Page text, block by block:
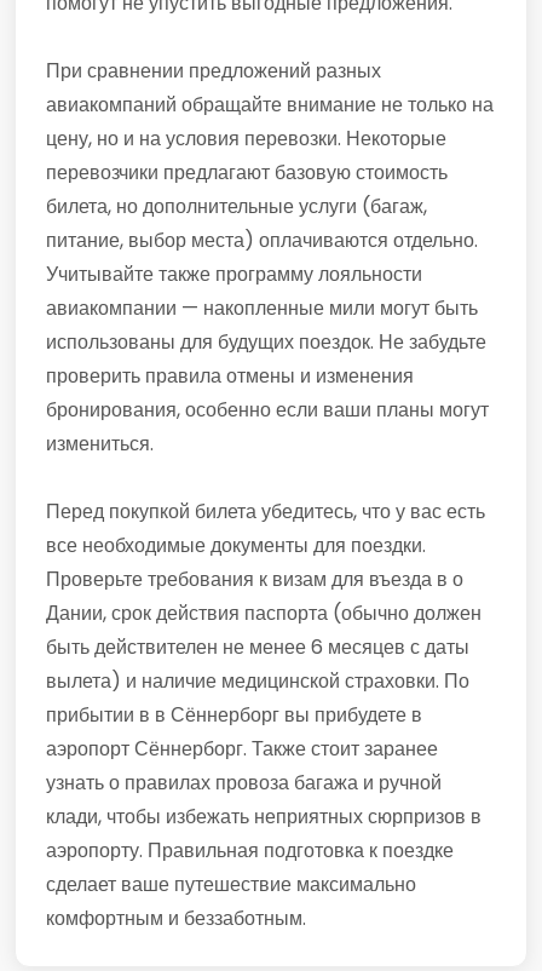
При сравнении предложений разных
авиакомпаний обращайте внимание не только на
цену, но и на условия перевозки. Некоторые
перевозчики предлагают базовую стоимость
билета, но дополнительные услуги (багаж,
питание, выбор места) оплачиваются отдельно.
Учитывайте также программу лояльности
авиакомпании — накопленные мили могут быть
использованы для будущих поездок. Не забудьте
проверить правила отмены и изменения
бронирования, особенно если ваши планы могут
измениться.
Перед покупкой билета убедитесь, что у вас есть
все необходимые документы для поездки.
Проверьте требования к визам для въезда в о
Дании, срок действия паспорта (обычно должен
быть действителен не менее 6 месяцев с даты
вылета) и наличие медицинской страховки. По
прибытии в в Сённерборг вы прибудете в
аэропорт Сённерборг. Также стоит заранее
узнать о правилах провоза багажа и ручной
клади, чтобы избежать неприятных сюрпризов в
аэропорту. Правильная подготовка к поездке
сделает ваше путешествие максимально
комфортным и беззаботным.